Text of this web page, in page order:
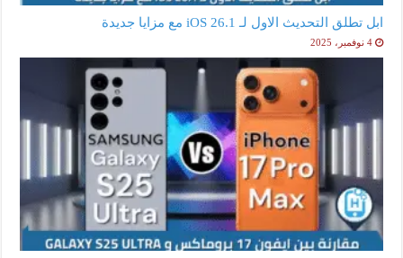
ابل تطلق التحديث الاول لـ iOS 26.1 مع مزايا جديدة
4 نوفمبر، 2025